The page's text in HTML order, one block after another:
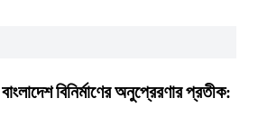
বিনির্মাণের অনুপ্রেরণার প্রতীক: